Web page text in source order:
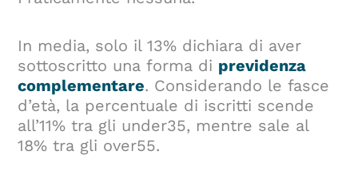
In media, solo il 13% dichiara di aver
sottoscritto una forma di previdenza
complementare. Considerando le fasce
d’età, la percentuale di iscritti scende
all’11% tra gli under35, mentre sale al
18% tra gli over55.